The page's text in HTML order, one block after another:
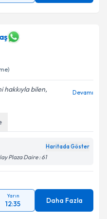
hakkıyla bilen,
Devamı
Haritada Göster
Plaza Daire : 61
Yarın
12:35 Daha Fazla